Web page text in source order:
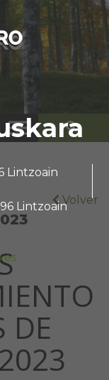
Lintzoain
LintzoainVolver
DE